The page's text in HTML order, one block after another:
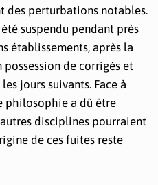
des perturbations notables.
suspendu pendant près
établissements, après la
de corrigés et
jours suivants. Face à
philosophie a dû être
disciplines pourraient
de ces fuites reste